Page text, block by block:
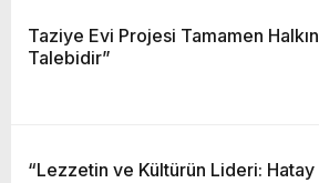
Taziye Evi Projesi Tamamen Halkın
Talebidir”
“Lezzetin ve Kültürün Lideri: Hatay